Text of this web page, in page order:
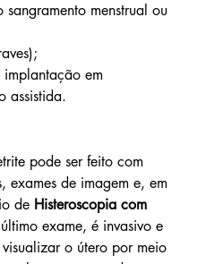
menstrual ou
em
assistida.
pode ser feito com
exames de imagem e, em
de Histeroscopia com
último exame, é invasivo e
o útero por meio